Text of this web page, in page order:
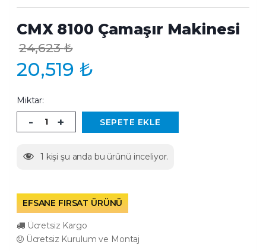
CMX 8100 Çamaşır Makinesi
24,623₺
20,519 ₺
Miktar:
- + SEPETE EKLE
1 kişi şu anda bu ürünü inceliyor.
EFSANE FIRSAT ÜRÜNÜ
Ücretsiz Kargo
Ücretsiz Kurulum ve Montaj